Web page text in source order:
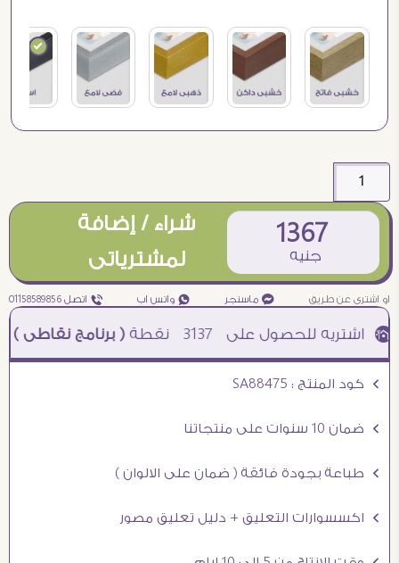
1367
جنيه
شراء / إضافة
لمشترياتى
او اشترى عن طريق ¥ ماسنجر ₧ واتس اب ƒ اتصل 01158589856
3137 نقطة( برنامج نقاطى )à خصم 5% للعملاء الجدد à شحن مجانى عند الشراء ب 4000 جنيه à
Ö كود المنتج : SA88475
Ö ضمان 10 سنوات على منتجاتنا
Ö طباعة بجودة فائقة ( ضمان على الالوان )
Ö اكسسوارات التعليق + دليل تعليق مصور